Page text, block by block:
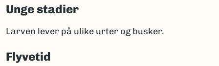
Unge stadier
Larven lever på ulike urter og busker.
Flyvetid